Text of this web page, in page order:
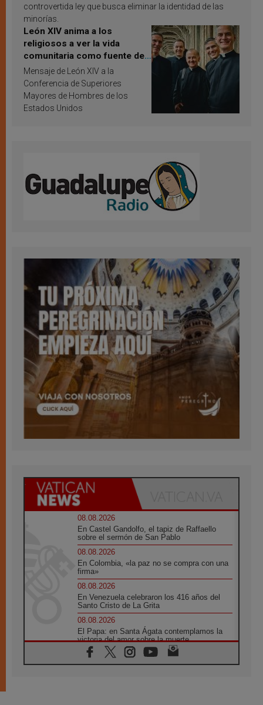
controvertida ley que busca eliminar la identidad de las
minorías.
León XIV anima a los
religiosos a ver la vida
comunitaria como fuente de
inspiración y santificación
Mensaje de León XIV a la
Conferencia de Superiores
Mayores de Hombres de los
Estados Unidos
08.08.2026
En Castel Gandolfo, el tapiz de Raffaello
sobre el sermón de San Pablo
08.08.2026
En Colombia, «la paz no se compra con una
firma»
08.08.2026
En Venezuela celebraron los 416 años del
Santo Cristo de La Grita
08.08.2026
El Papa: en Santa Ágata contemplamos la
victoria del amor sobre la muerte
08.08.2026
León XIV visitará el Santuario de la Madre